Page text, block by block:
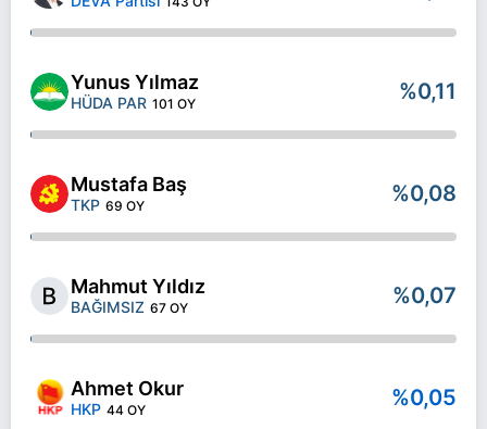
Yunus Yılmaz
HÜDA PAR 101 OY %0,11
Mustafa Baş
TKP 69 OY %0,08
Mahmut Yıldız
BAĞIMSIZ 67 OY %0,07
Ahmet Okur
HKP 44 OY %0,05